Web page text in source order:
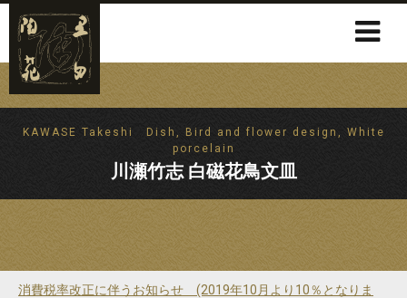
KAWASE Takeshi Dish, Bird and flower design, White
porcelain
川瀬竹志 白磁花鳥文皿
消費税率改正に伴うお知らせ (2019年10月より10％となりま